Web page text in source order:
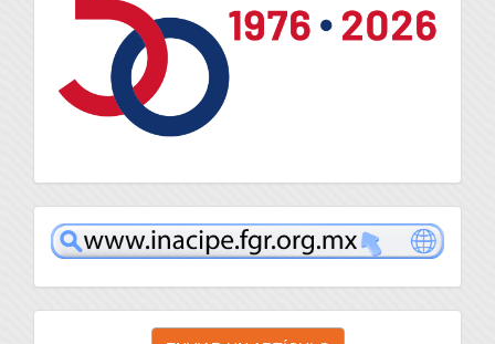
inacipe
Enviar